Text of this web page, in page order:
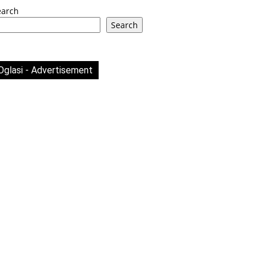
Search
- Advertisement